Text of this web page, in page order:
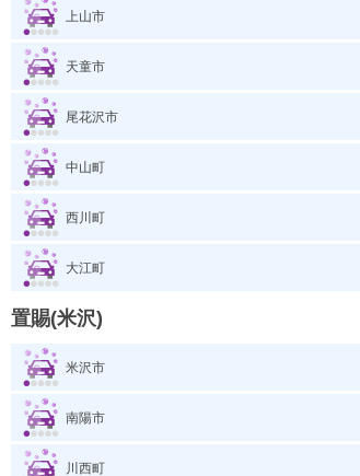
上山市
天童市
尾花沢市
中山町
西川町
大江町
置賜(米沢)
米沢市
南陽市
川西町